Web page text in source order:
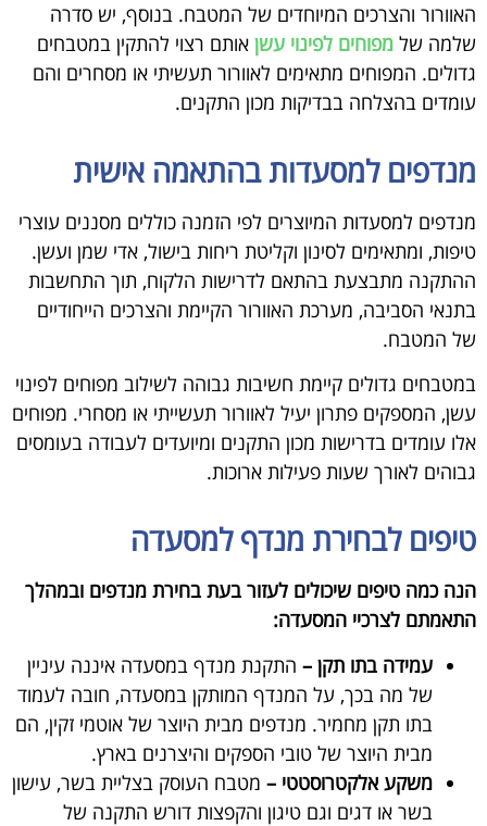
האוורור והצרכים המיוחדים של המטבח. בנוסף, יש סדרה
שלמה של מפוחים לפינוי עשן אותם רצוי להתקין במטבחים
גדולים. המפוחים מתאימים לאוורור תעשיתי או מסחרים והם
עומדים בהצלחה בבדיקות מכון התקנים.
מנדפים למסעדות בהתאמה אישית
מנדפים למסעדות המיוצרים לפי הזמנה כוללים מסננים עוצרי
טיפות, ומתאימים לסינון וקליטת ריחות בישול, אדי שמן ועשן.
ההתקנה מתבצעת בהתאם לדרישות הלקוח, תוך התחשבות
בתנאי הסביבה, מערכת האוורור הקיימת והצרכים הייחודיים
של המטבח.
במטבחים גדולים קיימת חשיבות גבוהה לשילוב מפוחים לפינוי
עשן, המספקים פתרון יעיל לאוורור תעשייתי או מסחרי. מפוחים
אלו עומדים בדרישות מכון התקנים ומיועדים לעבודה בעומסים
גבוהים לאורך שעות פעילות ארוכות.
טיפים לבחירת מנדף למסעדה
הנה כמה טיפים שיכולים לעזור בעת בחירת מנדפים ובמהלך
התאמתם לצרכיי המסעדה:
עמידה בתו תקן – התקנת מנדף במסעדה איננה עיניין
של מה בכך, על המנדף המותקן במסעדה, חובה לעמוד
בתו תקן מחמיר. מנדפים מבית היוצר של אוטמי זקין, הם
מבית היוצר של טובי הספקים והיצרנים בארץ.
משקע אלקטרוסטטי – מטבח העוסק בצליית בשר, עישון
בשר או דגים וגם טיגון והקפצות דורש התקנה של